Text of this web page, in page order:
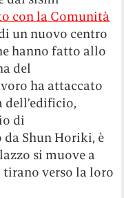
con la Comunità
un nuovo centro
hanno fatto allo
del
ha attaccato
dell’edificio,
di
Shun Horiki, è
si muove a
tirano verso la loro